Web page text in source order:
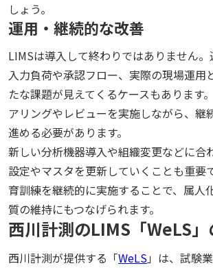
しょう。
運用・継続的な改善
LIMSは導入して終わりではありません。
入力負荷や承認フロー、実際の現場運用
たな課題が見えてくるケースもあります
アリングやレビューを実施しながら、継
進める必要があります。
新しい分析機器導入や組織変更などに合
設定やマスタを更新していくことも重要
育訓練を継続的に実施することで、属人
質の維持にもつなげられます。
西川計測のLIMS「WeLS
西川計測が提供する「WeLS」は、試験